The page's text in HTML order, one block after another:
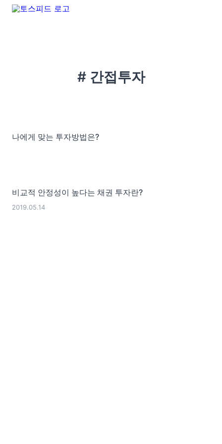
# 간접투자
나에게 맞는 투자방법은?
비교적 안정성이 높다는 채권 투자란?
2019.05.14